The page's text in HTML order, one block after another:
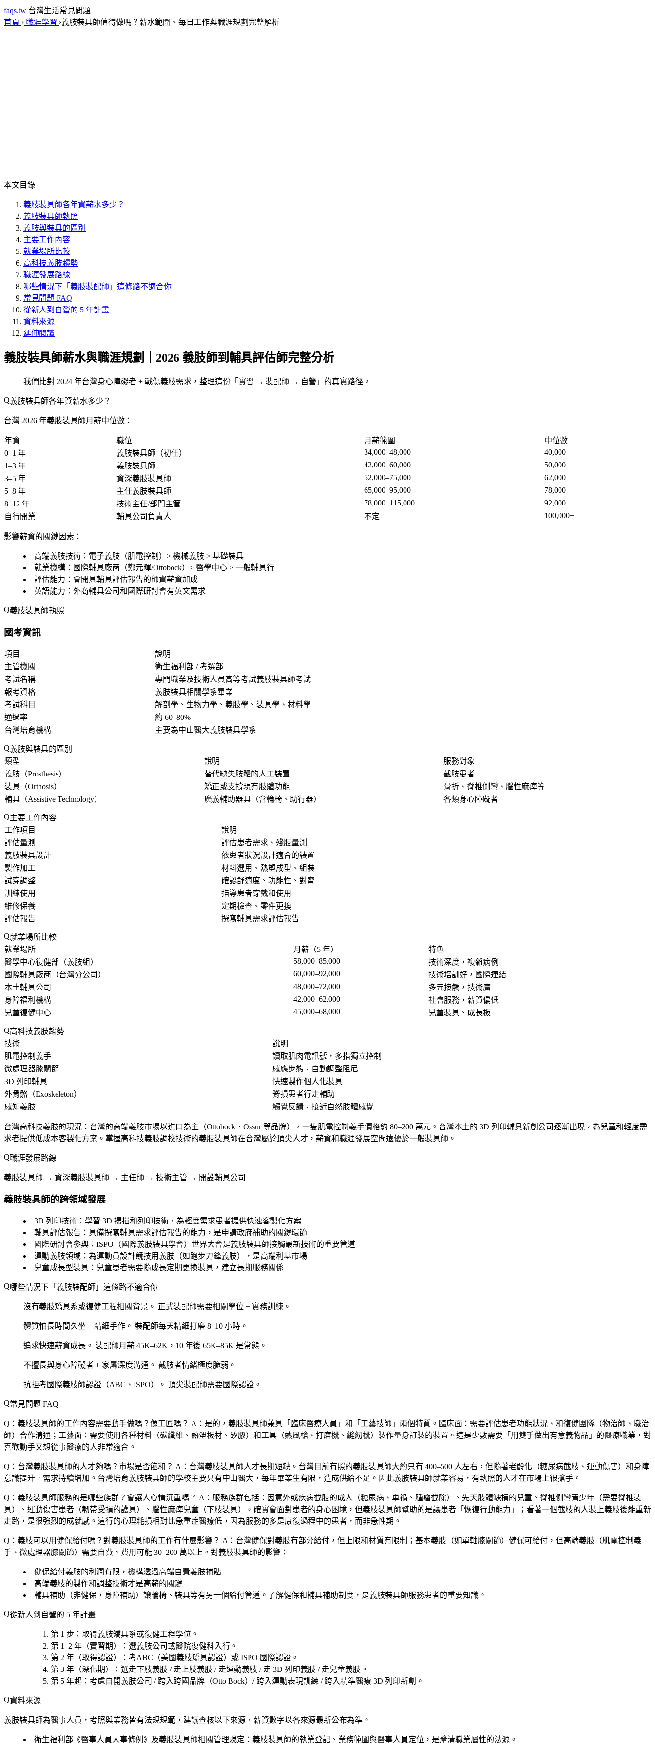
faqs.tw 台灣生活常見問題
首頁 › 職涯學習 ›義肢裝具師值得做嗎？薪水範圍、每日工作與職涯規劃完整解析
本文目錄
義肢裝具師各年資薪水多少？
義肢裝具師執照
義肢與裝具的區別
主要工作內容
就業場所比較
高科技義肢趨勢
職涯發展路線
哪些情況下「義肢裝配師」這條路不適合你
常見問題 FAQ
從新人到自營的 5 年計畫
資料來源
延伸閱讀
義肢裝具師薪水與職涯規劃｜2026 義肢師到輔具評估師完整分析
我們比對 2024 年台灣身心障礙者 + 戰傷義肢需求，整理這份「實習 → 裝配師 → 自營」的真實路徑。
義肢裝具師各年資薪水多少？
台灣 2026 年義肢裝具師月薪中位數：
年資 職位 月薪範圍
中位數
0–1 年
義肢裝具師（初任） 34,000–48,000
40,000
1–3 年
義肢裝具師 42,000–60,000
50,000
3–5 年
資深義肢裝具師 52,000–75,000
62,000
5–8 年
主任義肢裝具師 65,000–95,000
78,000
8–12 年
技術主任/部門主管 78,000–115,000
92,000
自行開業
輔具公司負責人 不定 100,000+
影響薪資的關鍵因素：
高端義肢技術 ：電子義肢（肌電控制）> 機械義肢 > 基礎裝具
就業機構 ：國際輔具廠商（鄭元暉/Ottobock）> 醫學中心 > 一般輔具行
評估能力 ：會開具輔具評估報告的師資薪資加成
英語能力 ：外商輔具公司和國際研討會有英文需求
義肢裝具師執照
國考資訊
項目
說明
主管機關
衛生福利部 / 考選部
考試名稱
專門職業及技術人員高等考試義肢裝具師考試
報考資格
義肢裝具相關學系畢業
考試科目
解剖學、生物力學、義肢學、裝具學、材料學
通過率
約 60–80%
台灣培育機構
主要為中山醫大義肢裝具學系
義肢與裝具的區別
類型
說明
服務對象
義肢（Prosthesis）
替代缺失肢體的人工裝置
截肢患者
裝具（Orthosis）
矯正或支撐現有肢體功能
骨折、脊椎側彎、腦性麻痺等
輔具（Assistive Technology）
廣義輔助器具（含輪椅、助行器） 各類身心障礙者
主要工作內容
工作項目
說明
評估量測
評估患者需求、殘肢量測
義肢裝具設計
依患者狀況設計適合的裝置
製作加工
材料選用、熱塑成型、組裝
試穿調整
確認舒適度、功能性、對齊
訓練使用
指導患者穿戴和使用
維修保養
定期檢查、零件更換
評估報告
撰寫輔具需求評估報告
就業場所比較
就業場所
月薪（5 年）
特色
醫學中心復健部（義肢組）
58,000–85,000
技術深度，複雜病例
國際輔具廠商（台灣分公司）
60,000–92,000
技術培訓好，國際連結
本土輔具公司
48,000–72,000
多元接觸，技術廣
身障福利機構
42,000–62,000
社會服務，薪資偏低
兒童復健中心
45,000–68,000 兒童裝具、成長板
高科技義肢趨勢
技術
說明
肌電控制義手
讀取肌肉電訊號，多指獨立控制
微處理器膝關節
感應步態，自動調整阻尼
3D 列印輔具
快速製作個人化裝具
外骨骼（Exoskeleton）
脊損患者行走輔助
感知義肢
觸覺反饋，接近自然肢體感覺
台灣高科技義肢的現況 ：台灣的高端義肢市場以進口為主（Ottobock、Ossur 等品牌），一隻肌電控制義手價格約 80–200 萬元。台灣本土的 3D 列印輔具新創公司逐漸出現，為兒童和輕度需
求者提供低成本客製化方案。掌握高科技義肢調校技術的義肢裝具師在台灣屬於頂尖人才，薪資和職涯發展空間遠優於一般裝具師。
職涯發展路線
義肢裝具師 → 資深義肢裝具師 → 主任師 → 技術主管 → 開設輔具公司
義肢裝具師的跨領域發展
3D 列印技術 ：學習 3D 掃描和列印技術，為輕度需求患者提供快速客製化方案
輔具評估報告 ：具備撰寫輔具需求評估報告的能力，是申請政府補助的關鍵環節
國際研討會參與 ：ISPO（國際義肢裝具學會）世界大會是義肢裝具師接觸最新技術的重要管道
運動義肢領域 ：為運動員設計競技用義肢（如跑步刀鋒義肢），是高端利基市場
兒童成長型裝具 ：兒童患者需要隨成長定期更換裝具，建立長期服務關係
哪些情況下「義肢裝配師」這條路不適合你
沒有義肢矯具系或復健工程相關背景。 正式裝配師需要相關學位 + 實務訓練。
體質怕長時間久坐 + 精細手作。 裝配師每天精細打磨 8–10 小時。
追求快速薪資成長。 裝配師月薪 45K–62K，10 年後 65K–85K 是常態。
不擅長與身心障礙者 + 家屬深度溝通。 截肢者情緒極度脆弱。
抗拒考國際義肢師認證（ABC、ISPO）。 頂尖裝配師需要國際認證。
常見問題 FAQ
Q：義肢裝具師的工作內容需要動手做嗎？像工匠嗎？ A：是的，義肢裝具師兼具「臨床醫療人員」和「工藝技師」兩個特質。臨床面：需要評估患者功能狀況、和復健團隊（物治師、職治
師）合作溝通；工藝面：需要使用各種材料（碳纖維、熱塑板材、矽膠）和工具（熱風槍、打磨機、縫紉機）製作量身訂製的裝置。這是少數需要「用雙手做出有意義物品」的醫療職業，對
喜歡動手又想從事醫療的人非常適合。
Q：台灣義肢裝具師的人才夠嗎？市場是否飽和？ A：台灣義肢裝具師人才長期短缺。台灣目前有照的義肢裝具師大約只有 400–500 人左右，但隨著老齡化（糖尿病截肢、運動傷害）和身障
意識提升，需求持續增加。台灣培育義肢裝具師的學校主要只有中山醫大，每年畢業生有限，造成供給不足。因此義肢裝具師就業容易，有執照的人才在市場上很搶手。
Q：義肢裝具師服務的是哪些族群？會讓人心情沉重嗎？ A：服務族群包括：因意外或疾病截肢的成人（糖尿病、車禍、腫瘤截除）、先天肢體缺損的兒童、脊椎側彎青少年（需要脊椎裝
具）、運動傷害患者（韌帶受損的護具）、腦性麻痺兒童（下肢裝具）。確實會面對患者的身心困境，但義肢裝具師幫助的是讓患者「恢復行動能力」；看著一個截肢的人裝上義肢後能重新
走路，是很強烈的成就感。這行的心理耗損相對比急重症醫療低，因為服務的多是康復過程中的患者，而非急性期。
Q：義肢可以用健保給付嗎？對義肢裝具師的工作有什麼影響？ A：台灣健保對義肢有部分給付，但上限和材質有限制；基本義肢（如單軸膝關節）健保可給付，但高端義肢（肌電控制義
手、微處理器膝關節）需要自費，費用可能 30–200 萬以上。對義肢裝具師的影響：
健保給付義肢的利潤有限，機構透過高端自費義肢補貼
高端義肢的製作和調整技術才是高薪的關鍵
輔具補助（非健保，身障補助）讓輪椅、裝具等有另一個給付管道。了解健保和輔具補助制度，是義肢裝具師服務患者的重要知識。
從新人到自營的 5 年計畫
第 1 步 ：取得義肢矯具系或復健工程學位 。
第 1–2 年（實習期）
：選義肢公司或醫院復健科入行。
第 2 年（取得認證）
：考ABC（美國義肢矯具認證）或 ISPO 國際認證 。
第 3 年（深化期）
：選走下肢義肢 / 走上肢義肢 / 走運動義肢 / 走 3D 列印義肢 / 走兒童義肢 。
第 5 年起 ：考慮自開義肢公司 / 跨入跨國品牌（Otto Bock）/ 跨入運動表現訓練 / 跨入精準醫療 3D 列印新創 。
資料來源
義肢裝具師為醫事人員，考照與業務皆有法規規範，建議查核以下來源，薪資數字以各來源最新公布為準。
衛生福利部《醫事人員人事條例》及義肢裝具師相關管理規定 ：義肢裝具師的執業登記、業務範圍與醫事人員定位，是釐清職業屬性的法源。